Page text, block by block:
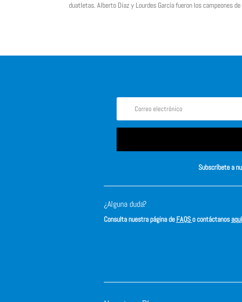
duatletas. Alberto Díaz y Lourdes García fueron los campeones
Subscríbete a
¿Alguna duda?
Consulta nuestra página de FAQSo contáctanosaquí